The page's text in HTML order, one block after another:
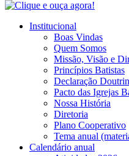
Institucional
Boas Vindas
Quem Somos
Missão, Visão e
Princípios Batistas
Declaração
Pacto das Igrejas
Nossa História
Diretoria
Plano Cooperativo
Tema anual
Calendário anual